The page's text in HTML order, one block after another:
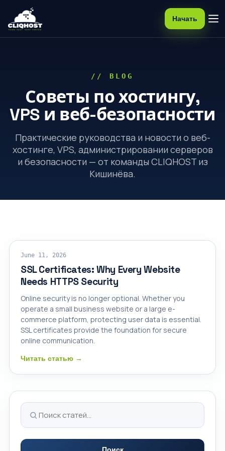
Начать
// BLOG
Советы по хостингу,
VPS и веб-безопасности
Практические руководства и новости о веб-
хостинге, VPS, администрировании серверов
и безопасности — от команды CLIQHOST из
Кишинёва.
SSL CERTIFICATES
June 11, 2026
SSL Certificates: Why Every Website
Needs HTTPS Security
Online security is no longer optional. Whether you
operate a small business website or a large e-
commerce platform, protecting user data is essential.
SSL certificates provide the foundation for secure
online communication.
Читать статью →